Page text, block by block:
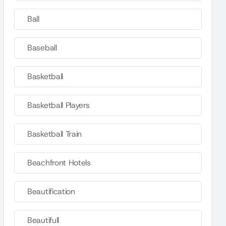
Ball
Baseball
Basketball
Basketball Players
Basketball Train
Beachfront Hotels
Beautification
Beautifull